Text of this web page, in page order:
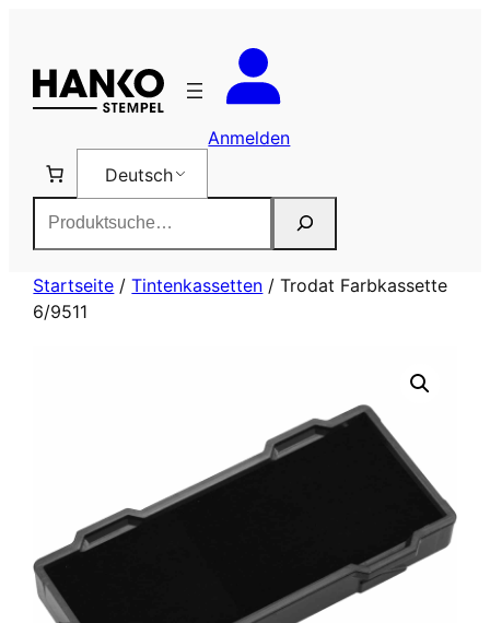
springen
Anmelden
Deutsch
Startseite /Tintenkassetten / Trodat Farbkassette
6/9511